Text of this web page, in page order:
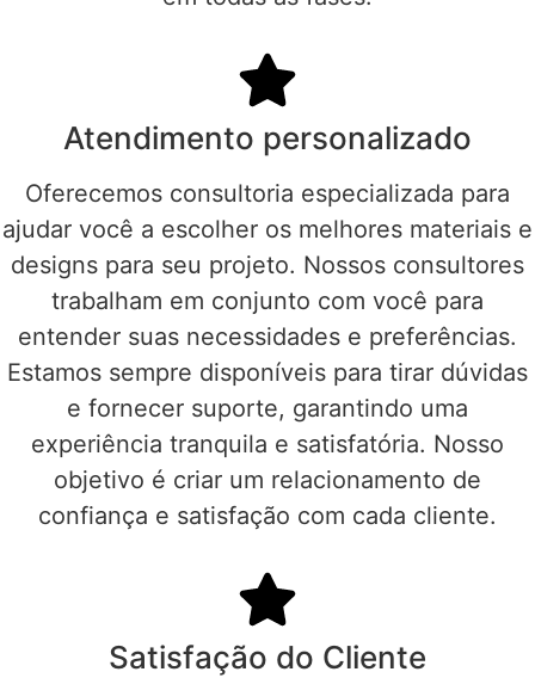
Atendimento personalizado
Oferecemos consultoria especializada para
ajudar você a escolher os melhores materiais e
designs para seu projeto. Nossos consultores
trabalham em conjunto com você para
entender suas necessidades e preferências.
Estamos sempre disponíveis para tirar dúvidas
e fornecer suporte, garantindo uma
experiência tranquila e satisfatória. Nosso
objetivo é criar um relacionamento de
confiança e satisfação com cada cliente.
Satisfação do Cliente